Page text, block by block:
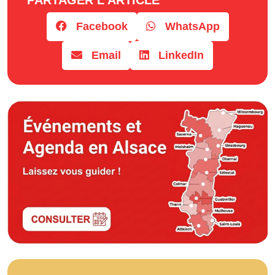
Facebook WhatsApp
Email LinkedIn